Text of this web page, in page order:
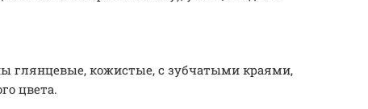
глянцевые, кожистые, с зубчатыми краями,
цвета.